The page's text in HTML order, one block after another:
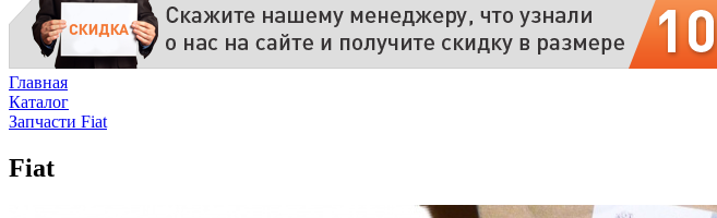
Главная
Каталог
Запчасти Fiat
Fiat